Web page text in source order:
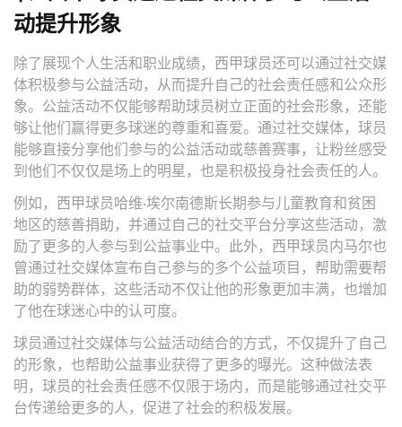
动提升形象
除了展现个人生活和职业成绩，西甲球员还可以通过社交媒
体积极参与公益活动，从而提升自己的社会责任感和公众形
象。公益活动不仅能够帮助球员树立正面的社会形象，还能
够让他们赢得更多球迷的尊重和喜爱。通过社交媒体，球员
能够直接分享他们参与的公益活动或慈善赛事，让粉丝感受
到他们不仅仅是场上的明星，也是积极投身社会责任的人。
例如，西甲球员哈维·埃尔南德斯长期参与儿童教育和贫困
地区的慈善捐助，并通过自己的社交平台分享这些活动，激
励了更多的人参与到公益事业中。此外，西甲球员内马尔也
曾通过社交媒体宣布自己参与的多个公益项目，帮助需要帮
助的弱势群体，这些活动不仅让他的形象更加丰满，也增加
了他在球迷心中的认可度。
球员通过社交媒体与公益活动结合的方式，不仅提升了自己
的形象，也帮助公益事业获得了更多的曝光。这种做法表
明，球员的社会责任感不仅限于场内，而是能够通过社交平
台传递给更多的人，促进了社会的积极发展。